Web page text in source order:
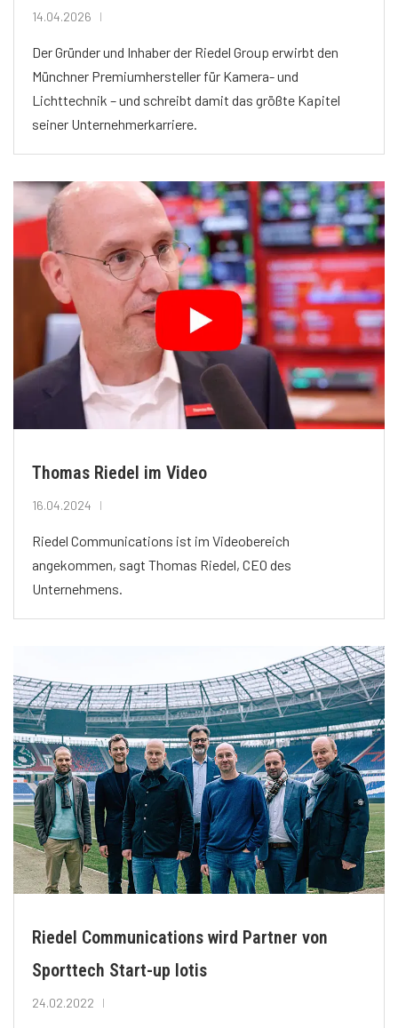
14.04.2026
Der Gründer und Inhaber der Riedel Group erwirbt den
Münchner Premiumhersteller für Kamera- und
Lichttechnik – und schreibt damit das größte Kapitel
seiner Unternehmerkarriere.
Thomas Riedel im Video
16.04.2024
Riedel Communications ist im Videobereich
angekommen, sagt Thomas Riedel, CEO des
Unternehmens.
Riedel Communications wird Partner von
Sporttech Start-up Iotis
24.02.2022